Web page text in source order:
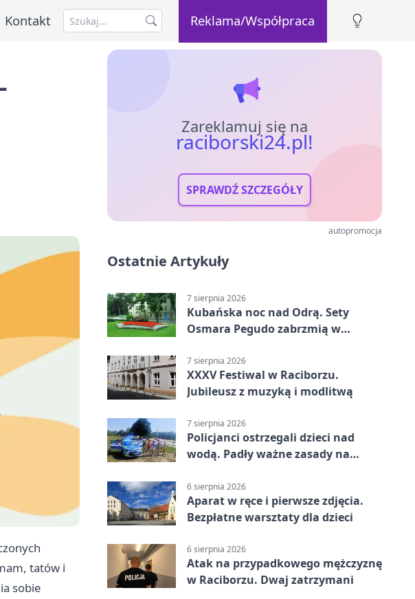
Kontakt Reklama/Współpraca
tatów i
sobie
Zareklamuj się na
raciborski24.pl!
SPRAWDŹ SZCZEGÓŁY
autopromocja
Ostatnie Artykuły
7 sierpnia 2026
Kubańska noc nad Odrą. Sety
Osmara Pegudo zabrzmią w
7 sierpnia 2026
XXXV Festiwal w Raciborzu.
Jubileusz z muzyką i modlitwą
7 sierpnia 2026
Policjanci ostrzegali dzieci nad
wodą. Padły ważne zasady na
6 sierpnia 2026
Aparat w ręce i pierwsze zdjęcia.
Bezpłatne warsztaty dla dzieci
6 sierpnia 2026
Atak na przypadkowego mężczyznę
w Raciborzu. Dwaj zatrzymani